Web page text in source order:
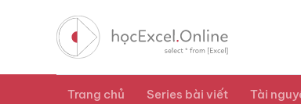
Trang chủ Series bài viết Tài